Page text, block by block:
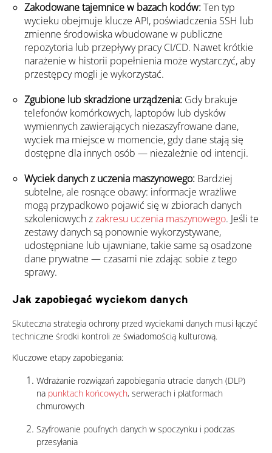
Zakodowane tajemnice w bazach kodów:Ten typ
wycieku obejmuje klucze API, poświadczenia SSH lub
zmienne środowiska wbudowane w publiczne
repozytoria lub przepływy pracy CI/CD. Nawet krótkie
narażenie w historii popełnienia może wystarczyć, aby
przestępcy mogli je wykorzystać.
Zgubione lub skradzione urządzenia: Gdy brakuje
telefonów komórkowych, laptopów lub dysków
wymiennych zawierających niezaszyfrowane dane,
wyciek ma miejsce w momencie, gdy dane stają się
dostępne dla innych osób — niezależnie od intencji.
Wyciek danych z uczenia maszynowego: Bardziej
subtelne, ale rosnące obawy: informacje wrażliwe
mogą przypadkowo pojawić się w zbiorach danych
szkoleniowych zzakresu uczenia maszynowego. Jeśli te
zestawy danych są ponownie wykorzystywane,
udostępniane lub ujawniane, takie same są osadzone
dane prywatne — czasami nie zdając sobie z tego
sprawy.
Jak zapobiegać wyciekom danych
Skuteczna strategia ochrony przed wyciekami danych musi łączyć
techniczne środki kontroli ze świadomością kulturową.
Kluczowe etapy zapobiegania:
Wdrażanie rozwiązań zapobiegania utracie danych (DLP)
na punktach końcowych, serwerach i platformach
chmurowych
Szyfrowanie poufnych danych w spoczynku i podczas
przesyłania